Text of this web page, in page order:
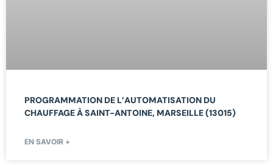
PROGRAMMATION DE L’AUTOMATISATION DU
CHAUFFAGE À SAINT-ANTOINE, MARSEILLE (13015)
EN SAVOIR +